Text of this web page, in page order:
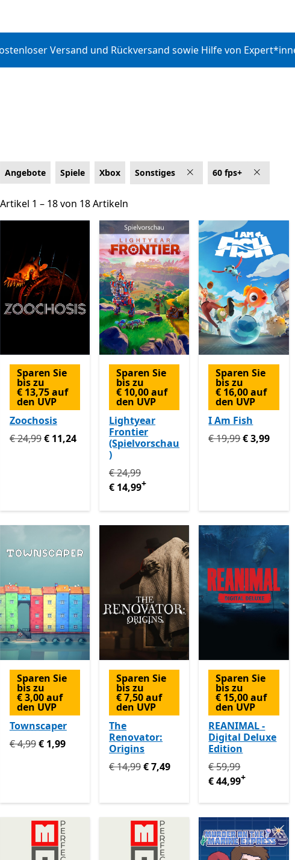
Versand und Rückversand sowie Hilfe von
Angebote Spiele Xbox Sonstiges 60 fps+
Artikel 1 – 18 von 18 Artikeln
Artikel 1 – 18 von 18 Artikeln
Sparen Sie
bis zu
€ 13,75 auf
den UVP
Zoochosis
Ursprünglich € 24,99 jetzt € 11,24
€ 24,99€ 11,24
Sparen Sie
bis zu
€ 10,00 auf
den UVP
Lightyear
Frontier
(Spielvorschau
)
Ursprünglich € 24,99 jetzt € 14,99
€ 24,99
€ 14,99+
Sparen Sie
bis zu
€ 16,00 auf
den UVP
I Am Fish
Ursprünglich €
€ 19,99€ 3,99
Sparen Sie
bis zu
€ 3,00 auf
den UVP
Townscaper
Ursprünglich € 4,99 jetzt € 1,99
€ 4,99€ 1,99
Sparen Sie
bis zu
€ 7,50 auf
den UVP
The
Renovator:
Origins
Ursprünglich € 14,99 jetzt € 7,49
€ 14,99€ 7,49
Sparen Sie
bis zu
€ 15,00 auf
den UVP
REANIMAL -
Digital Deluxe
Edition
Ursprünglich €
€ 59,99
€ 44,99+